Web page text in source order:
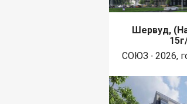
Шервуд,
СОЮЗ ∙ 2026,